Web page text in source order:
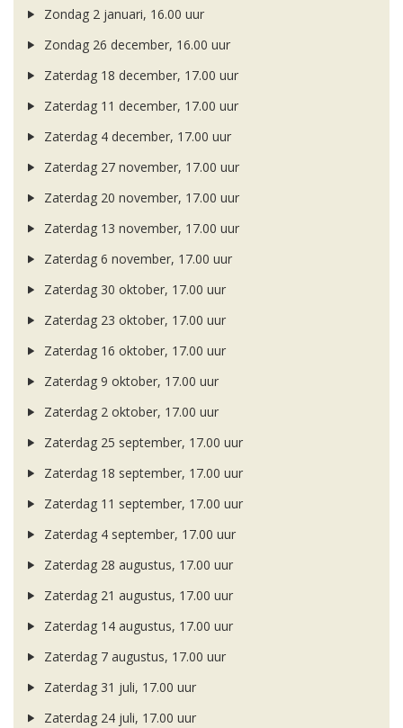
Zondag 2 januari, 16.00 uur
Zondag 26 december, 16.00 uur
Zaterdag 18 december, 17.00 uur
Zaterdag 11 december, 17.00 uur
Zaterdag 4 december, 17.00 uur
Zaterdag 27 november, 17.00 uur
Zaterdag 20 november, 17.00 uur
Zaterdag 13 november, 17.00 uur
Zaterdag 6 november, 17.00 uur
Zaterdag 30 oktober, 17.00 uur
Zaterdag 23 oktober, 17.00 uur
Zaterdag 16 oktober, 17.00 uur
Zaterdag 9 oktober, 17.00 uur
Zaterdag 2 oktober, 17.00 uur
Zaterdag 25 september, 17.00 uur
Zaterdag 18 september, 17.00 uur
Zaterdag 11 september, 17.00 uur
Zaterdag 4 september, 17.00 uur
Zaterdag 28 augustus, 17.00 uur
Zaterdag 21 augustus, 17.00 uur
Zaterdag 14 augustus, 17.00 uur
Zaterdag 7 augustus, 17.00 uur
Zaterdag 31 juli, 17.00 uur
Zaterdag 24 juli, 17.00 uur